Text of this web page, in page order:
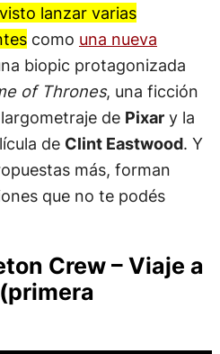
lanzar varias
como una nueva
biopic protagonizada
of Thrones, una ficción
de Pixary la
de Clint Eastwood. Y
más, forman
que no te podés
Crew – Viaje a